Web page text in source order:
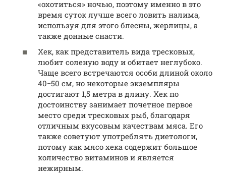
«охотиться» ночью, поэтому именно в это
время суток лучше всего ловить налима,
используя для этого блесны, жерлицы, а
также донные снасти.
Хек, как представитель вида тресковых,
любит соленую воду и обитает неглубоко.
Чаще всего встречаются особи длиной около
40−50 см, но некоторые экземпляры
достигают 1,5 метра в длину. Хек по
достоинству занимает почетное первое
место среди тресковых рыб, благодаря
отличным вкусовым качествам мяса. Его
также советуют употреблять диетологи,
потому как мясо хека содержит большое
количество витаминов и является
нежирным.